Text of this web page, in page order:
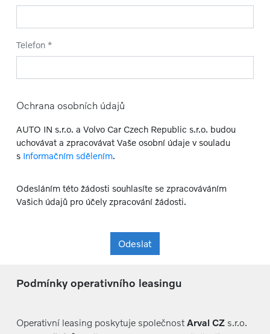
Telefon *
Ochrana osobních údajů
AUTO IN s.r.o. a Volvo Car Czech Republic s.r.o. budou
uchovávat a zpracovávat Vaše osobní údaje v souladu
s Informačním sdělením.
Odesláním této žádosti souhlasíte se zpracováváním
Vašich údajů pro účely zpracování žádosti.
Odeslat
Podmínky operativního leasingu
Operativní leasing poskytuje společnost Arval CZs.r.o.